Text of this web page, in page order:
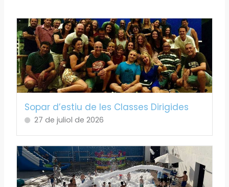
Sopar d’estiu de les Classes Dirigides
27 de juliol de 2026